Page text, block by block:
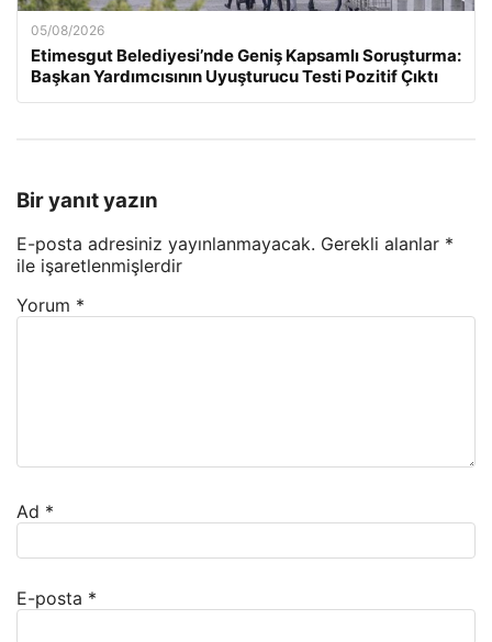
05/08/2026
Etimesgut Belediyesi’nde Geniş Kapsamlı Soruşturma:
Başkan Yardımcısının Uyuşturucu Testi Pozitif Çıktı
Bir yanıt yazın
E-posta adresiniz yayınlanmayacak. Gerekli alanlar *
ile işaretlenmişlerdir
Yorum *
Ad *
E-posta *